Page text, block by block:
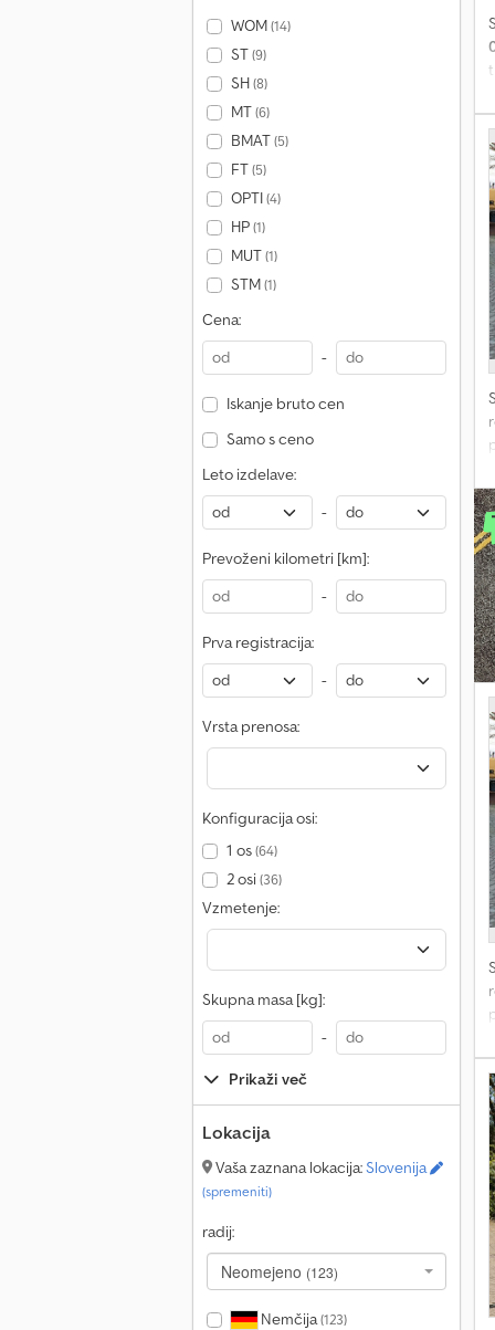
WOM(14)
ST(9)
SH(8)
MT(6)
BMAT(5)
FT(5)
OPTI(4)
HP(1)
MUT(1)
STM(1)
Cena:
-
Iskanje bruto cen
Samo s ceno
Leto izdelave:
-
Prevoženi kilometri [km]:
-
Prva registracija:
-
Vrsta prenosa:
Konfiguracija osi:
1 os(64)
2 osi(36)
Vzmetenje:
Skupna masa [kg]:
-
Prikaži več
Lokacija
Vaša zaznana lokacija:Slovenija
(spremeniti)
radij:
Neomejeno (123)
Nemčija(123)